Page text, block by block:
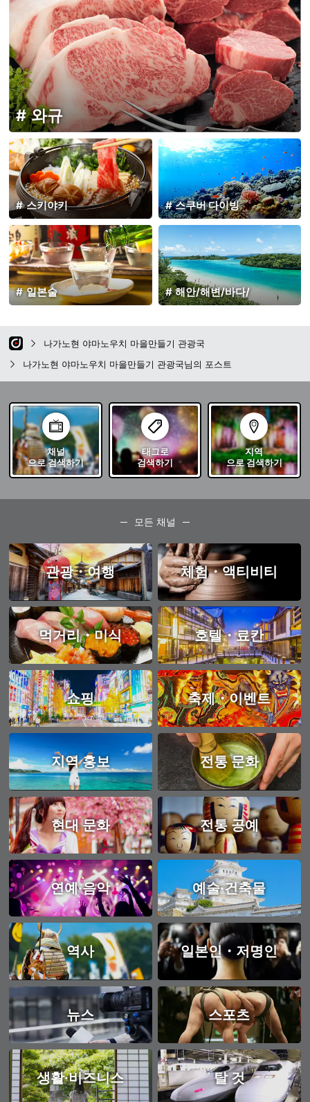
와규
스쿠버 다이빙
스키야키
해안/해변/바다/
일본술
나가노현 야마노우치 마을만들기 관광국
나가노현 야마노우치 마을만들기 관광국님의 포스트
채널
으로 검색하기
태그로
검색하기
지역
으로 검색하기
모든 채널
관광・여행 체험・액티비티
먹거리・미식 호텔・료칸
쇼핑 축제・이벤트
지역 홍보 전통 문화
현대 문화 전통 공예
연예·음악 예술·건축물
역사 일본인・저명인
뉴스 스포츠
생활·비즈니스 탈 것